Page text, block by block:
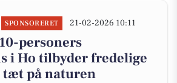
SPONSORERET 21-02-2026 10:11
personers
i Ho tilbyder fredelige
tæt på naturen